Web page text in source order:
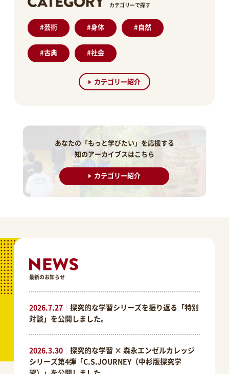
カテゴリーで探す
カテゴリー紹介
#芸術 #身体 #自然
#古典 #社会
あなたの「もっと学びたい」を応援する
知のアーカイブスはこちら
カテゴリー紹介
最新のお知らせ
2026.7.27｜ 探究的な学習シリーズを振り返る「特別
対談」を公開しました。
2026.3.30｜ 探究的な学習 × 森永エンゼルカレッジ
シリーズ第4弾「C.S.JOURNEY（中杉版探究学